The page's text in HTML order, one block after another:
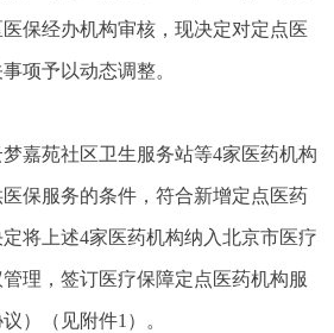
保经办机构审核，现决定对定点医
项予以动态调整。
嘉苑社区卫生服务站等4家医药机构
保服务的条件，符合新增定点医药
将上述4家医药机构纳入北京市医疗
理，签订医疗保障定点医药机构服
）（见附件1）。